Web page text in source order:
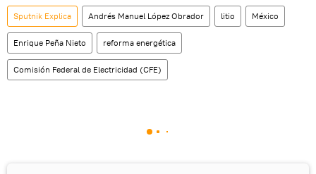
Sputnik Explica Andrés Manuel López Obrador litio México
Enrique Peña Nieto reforma energética
Comisión Federal de Electricidad (CFE)